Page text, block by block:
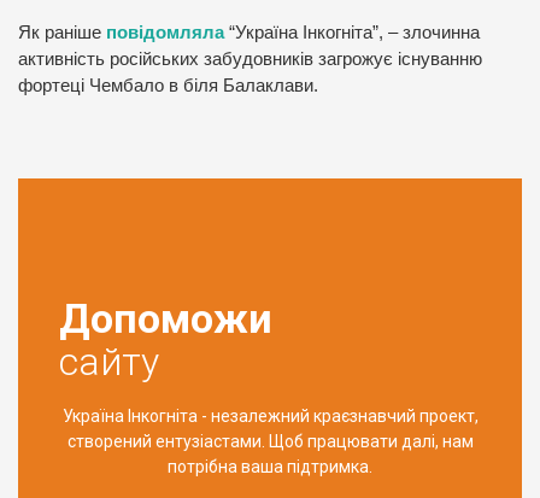
Як раніше повідомляла“Україна Інкогніта”, – злочинна
активність російських забудовників загрожує існуванню
фортеці Чембало в біля Балаклави.
Допоможи
сайту
Україна Інкогніта - незалежний краєзнавчий проект,
створений ентузіастами. Щоб працювати далі, нам
потрібна ваша підтримка.